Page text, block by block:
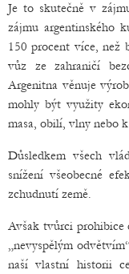
Je to skutečně v
zájmu argentinského
150 procent více, než
vůz ze zahraničí
Argenitna věnuje
mohly být využity
masa, obilí, vlny nebo
Důsledkem všech
snížení všeobecné
zchudnutí země.
Avšak tvůrci prohibice
„nevyspělým
naší vlastní historii